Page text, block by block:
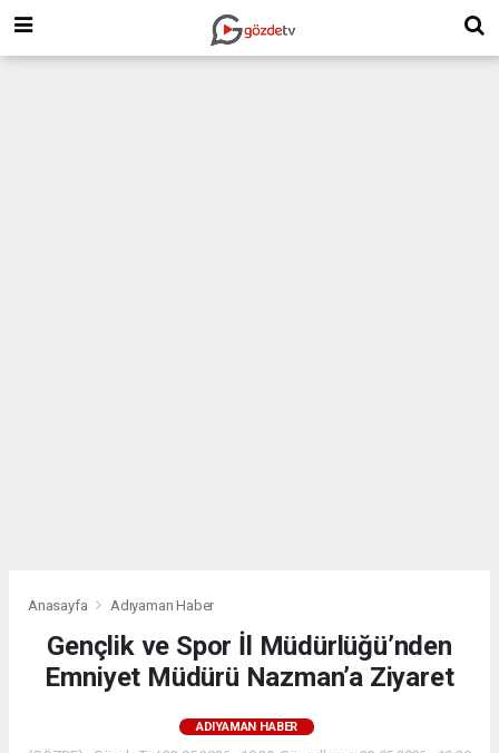
Anasayfa Adıyaman Haber
Gençlik ve Spor İl Müdürlüğü’nden
Emniyet Müdürü Nazman’a Ziyaret
ADIYAMAN HABER